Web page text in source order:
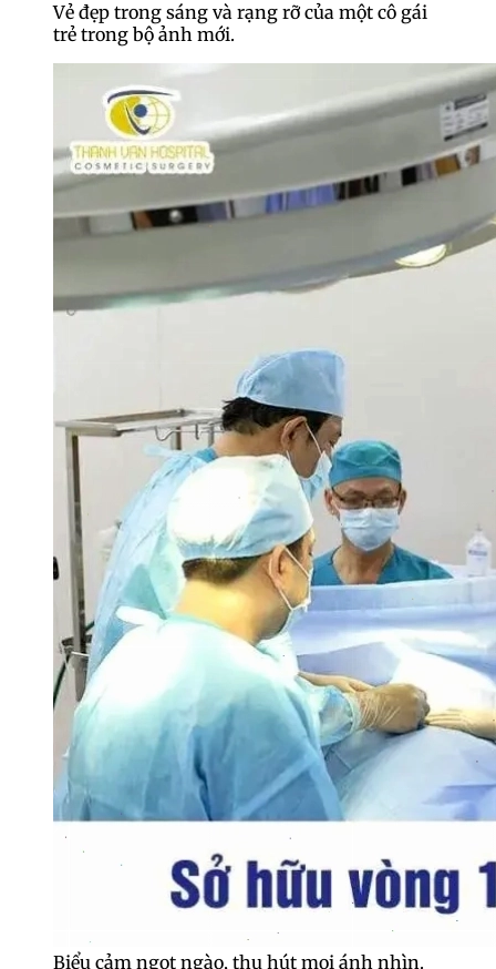
Vẻ đẹp trong sáng và rạng rỡ của một cô gái
trẻ trong bộ ảnh mới.
Biểu cảm ngọt ngào, thu hút mọi ánh nhìn.